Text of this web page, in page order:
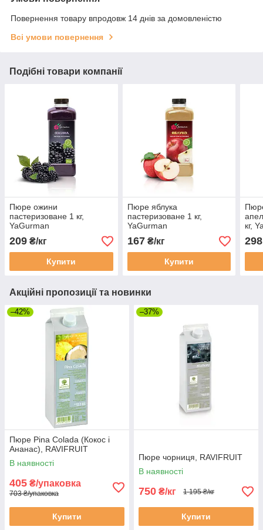
Повернення товару впродовж 14 днів за домовленістю
Всі умови повернення
Подібні товари компанії
Пюре ожини
пастеризоване 1 кг,
YaGurman
209 ₴/кг
Купити
Пюре яблука
пастеризоване 1 кг,
YaGurman
167₴/кг
Купити
кг,
298
Акційні пропозиції та новинки
–42%
Пюре Pina Colada (Кокос і
Ананас), RAVIFRUIT
В наявності
405 ₴/упаковка
703 ₴/упаковка
Купити
–37%
Пюре чорниця, RAVIFRUIT
В наявності
750 ₴/кг 1 195 ₴/кг
Купити